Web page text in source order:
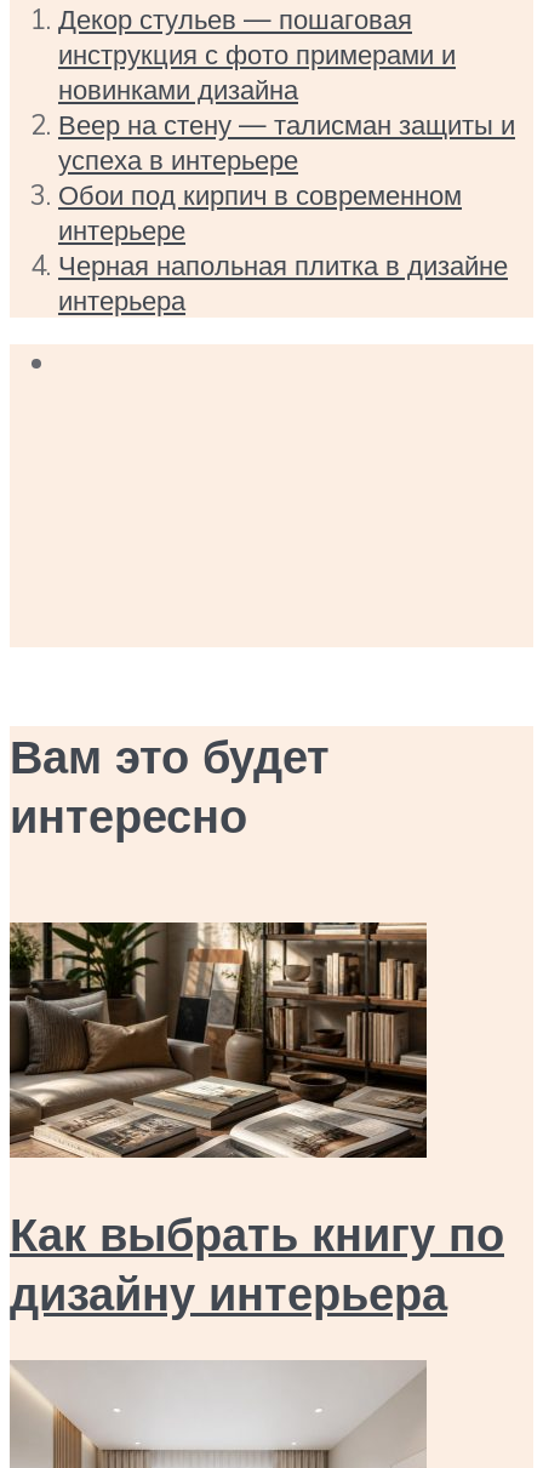
Декор стульев — пошаговая
инструкция с фото примерами и
новинками дизайна
Веер на стену — талисман защиты и
успеха в интерьере
Обои под кирпич в современном
интерьере
Черная напольная плитка в дизайне
интерьера
Вам это будет
интересно
Как выбрать книгу по
дизайну интерьера